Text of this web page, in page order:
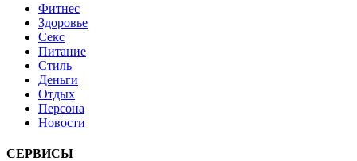
Фитнес
Здоровье
Секс
Питание
Стиль
Деньги
Отдых
Персона
Новости
СЕРВИСЫ